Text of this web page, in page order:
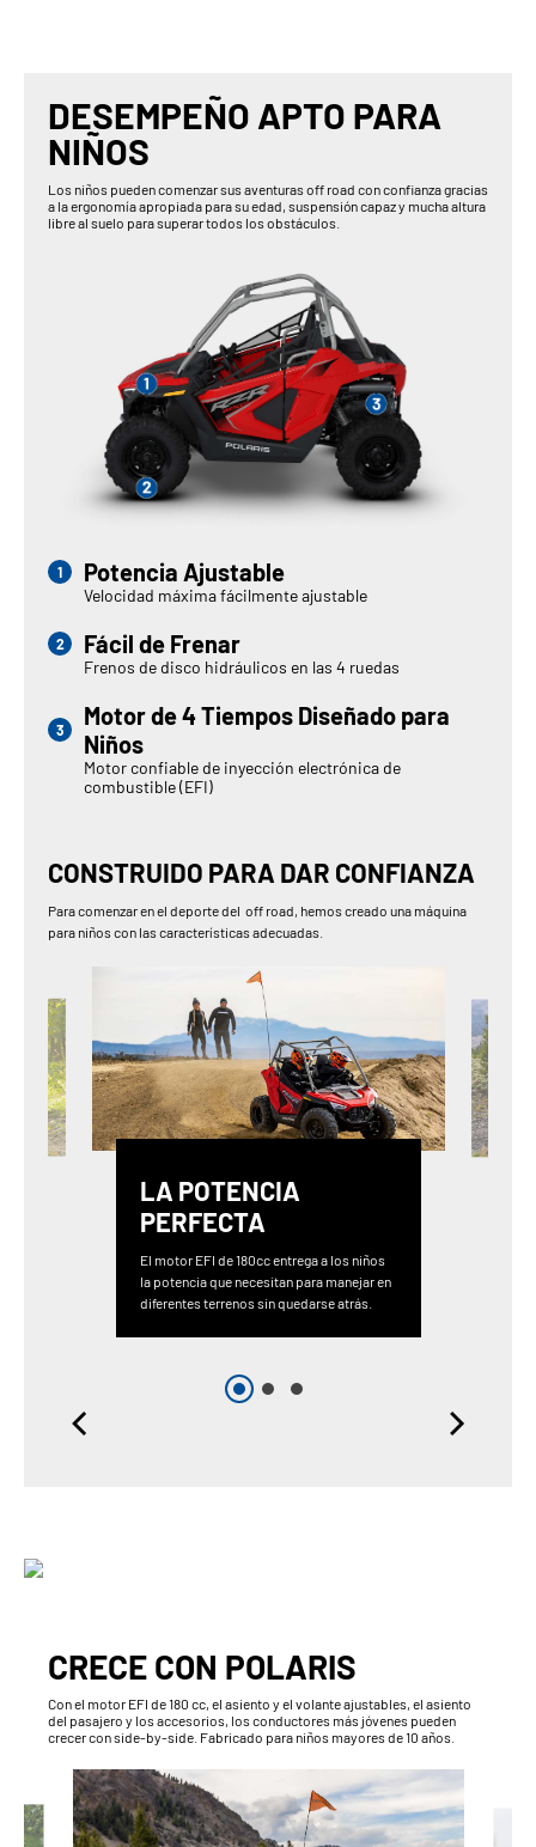
DESEMPEÑO APTO PARA
NIÑOS
Los niños pueden comenzar sus aventuras off road con confianza gracias
a la ergonomía apropiada para su edad, suspensión capaz y mucha altura
libre al suelo para superar todos los obstáculos.
Potencia Ajustable
Velocidad máxima fácilmente ajustable
Fácil de Frenar
Frenos de disco hidráulicos en las 4 ruedas
Motor de 4 Tiempos Diseñado para
Niños
Motor confiable de inyección electrónica de
combustible (EFI)
CONSTRUIDO PARA DAR CONFIANZA
Para comenzar en el deporte del off road, hemos creado una máquina
para niños con las características adecuadas.
LA POTENCIA
PERFECTA
El motor EFI de 180cc entrega a los niños
la potencia que necesitan para manejar en
diferentes terrenos sin quedarse atrás.
CRECE CON POLARIS
Con el motor EFI de 180 cc, el asiento y el volante ajustables, el asiento
del pasajero y los accesorios, los conductores más jóvenes pueden
crecer con side-by-side. Fabricado para niños mayores de 10 años.